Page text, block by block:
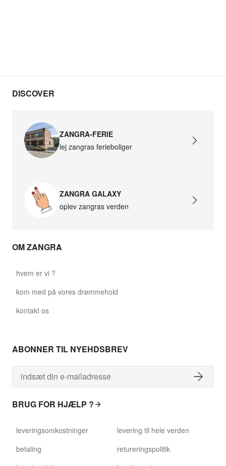
DISCOVER
ZANGRA-FERIE
lej zangras ferieboliger
ZANGRA GALAXY
oplev zangras verden
OM ZANGRA
hvem er vi ?
kom med på vores drømmehold
kontakt os
ABONNER TIL NYEHDSBREV
BRUG FOR HJÆLP ?
leveringsomkostninger
betaling
levering til hele verden
retureringspolitik